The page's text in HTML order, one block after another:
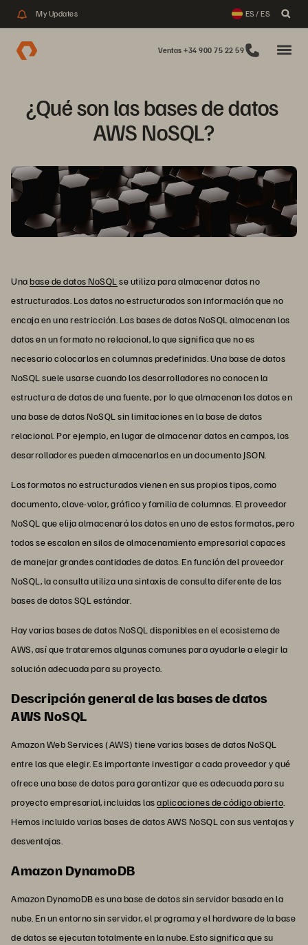
My Updates ES / ES
Ventas +34 900 75 22 59
¿Qué son las bases de datos
AWS NoSQL?
Unabase de datos NoSQLse utiliza para almacenar datos no
estructurados. Los datos no estructurados son información que no
encaja en una restricción. Las bases de datos NoSQL almacenan los
datos en un formato no relacional, lo que significa que no es
necesario colocarlos en columnas predefinidas. Una base de datos
NoSQL suele usarse cuando los desarrolladores no conocen la
estructura de datos de una fuente, por lo que almacenan los datos en
una base de datos NoSQL sin limitaciones en la base de datos
relacional. Por ejemplo, en lugar de almacenar datos en campos, los
desarrolladores pueden almacenarlos en un documento JSON.
Los formatos no estructurados vienen en sus propios tipos, como
documento, clave-valor, gráfico y familia de columnas. El proveedor
NoSQL que elija almacenará los datos en uno de estos formatos, pero
todos se escalan en silos de almacenamiento empresarial capaces
de manejar grandes cantidades de datos. En función del proveedor
NoSQL, la consulta utiliza una sintaxis de consulta diferente de las
bases de datos SQL estándar.
Hay varias bases de datos NoSQL disponibles en el ecosistema de
AWS, así que trataremos algunas comunes para ayudarle a elegir la
solución adecuada para su proyecto.
Descripción general de las bases de datos
AWS NoSQL
Amazon Web Services (AWS) tiene varias bases de datos NoSQL
entre las que elegir. Es importante investigar a cada proveedor y qué
ofrece una base de datos para garantizar que es adecuada para su
proyecto empresarial, incluidas lasaplicaciones de código abierto.
Hemos incluido varias bases de datos AWS NoSQL con sus ventajas y
desventajas.
Amazon DynamoDB
Amazon DynamoDB es una base de datos sin servidor basada en la
nube. En un entorno sin servidor, el programa y el hardware de la base
de datos se ejecutan totalmente en la nube. Esto significa que su